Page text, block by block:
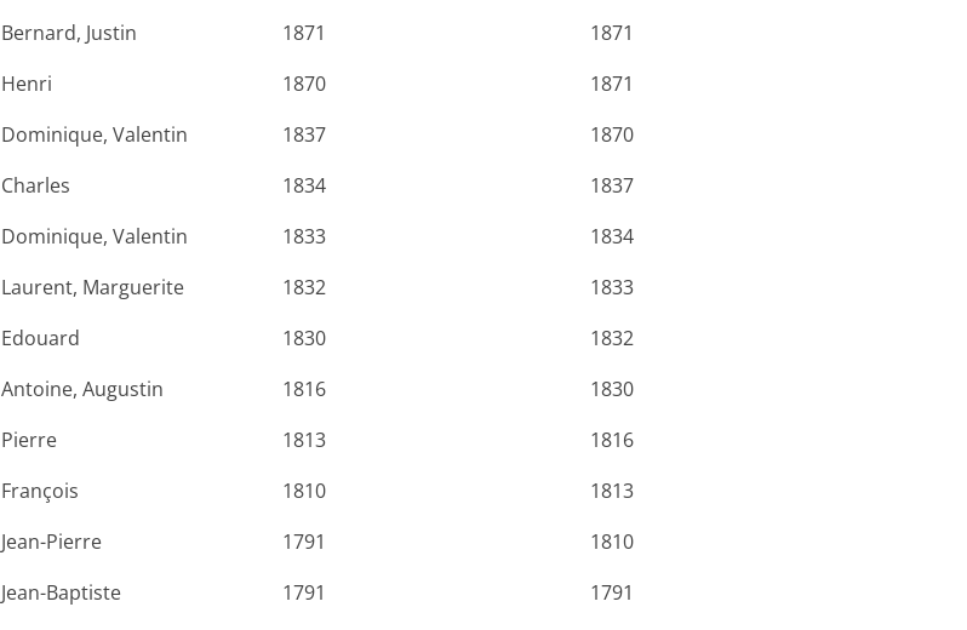
Bernard, Justin 1871
1871
Henri 1870
1871
Dominique, Valentin 1837
1870
Charles 1834
1837
Dominique, Valentin 1833
1834
Laurent, Marguerite 1832
1833
Edouard 1830
1832
Antoine, Augustin 1816
1830
Pierre 1813
1816
François 1810
1813
Jean-Pierre 1791
1810
Jean-Baptiste 1791 1791